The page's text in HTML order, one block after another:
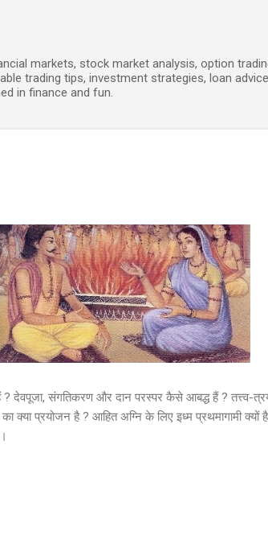
markets, stock market analysis, option
trading tips, investment strategies, loan
in finance and fun.
हैं ? देवपूजा, संगतिकरण और दान परस्पर कैसे आबद्ध हैं ?
क्या प्रयोजन है ? आहित अग्नि के लिए इध्म प्रथमागामी